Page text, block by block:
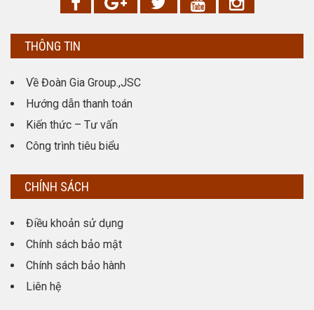
THÔNG TIN
Về Đoàn Gia Group.,JSC
Hướng dẫn thanh toán
Kiến thức – Tư vấn
Công trình tiêu biểu
CHÍNH SÁCH
Điều khoản sử dụng
Chính sách bảo mật
Chính sách bảo hành
Liên hệ